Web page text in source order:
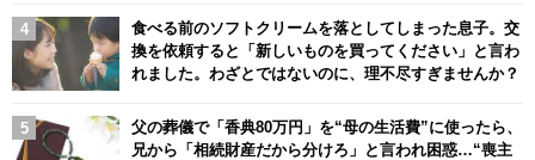
食べる前のソフトクリームを落としてしまった息子。交
換を依頼すると「新しいものを買ってください」と言わ
れました。わざとではないのに、理不尽すぎませんか？
父の葬儀で「香典80万円」を“母の生活費”に使ったら、
兄から「相続財産だから分けろ」と言われ困惑…“喪主